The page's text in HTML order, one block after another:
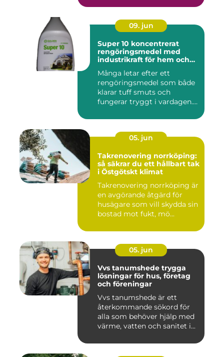
09. jun
Super 10 koncentrerat
rengöringsmedel med
industrikraft för hem och
Många letar efter ett
rengöringsmedel som både
klarar tuff smuts och
fungerar tryggt i vardagen.
05. jun
Takrenovering norrköping:
så säkrar du ett hållbart tak
i Östgötskt klimat
Takrenovering norrköping är
en avgörande åtgärd för
husägare som vill skydda sin
bostad mot fukt, mö...
05. jun
Vvs tanumshede trygga
lösningar för hus, företag
och föreningar
Vvs tanumshede är ett
återkommande sökord för
alla som behöver hjälp med
värme, vatten och sanitet i...